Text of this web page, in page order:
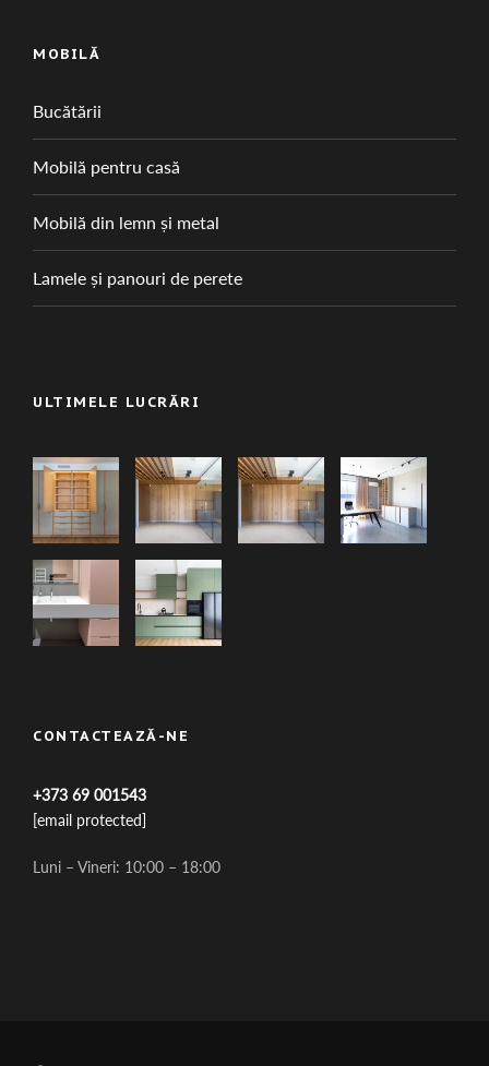
MOBILĂ
Bucătării
Mobilă pentru casă
Mobilă din lemn și metal
Lamele și panouri de perete
ULTIMELE LUCRĂRI
CONTACTEAZĂ-NE
+373 69 001543
[email protected]
Luni – Vineri: 10:00 – 18:00